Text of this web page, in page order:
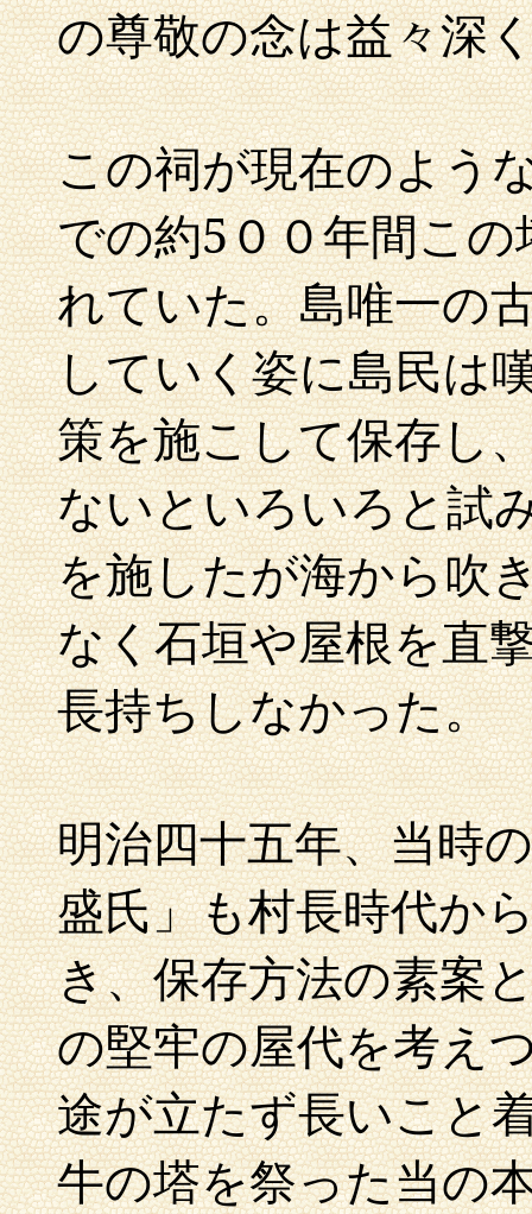
の尊敬の念は益々深
この祠が現在のよう
での約5００年間こ
れていた。島唯一の
していく姿に島民は
策を施こして保存し
ないといろいろと試
を施したが海から吹
なく石垣や屋根を直
長持ちしなかった。
明治四十五年、当時
盛氏」も村長時代か
き、保存方法の素案
の堅牢の屋代を考え
途が立たず長いこと
牛の塔を祭った当の